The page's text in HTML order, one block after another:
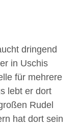
dringend
in Uschis
für mehrere
lebt er dort
Rudel
hat dort sein